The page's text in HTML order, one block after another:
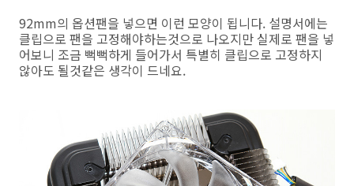
92mm의 옵션팬을 넣으면 이런 모양이 됩니다. 설명서에는
클립으로 팬을 고정해야하는것으로 나오지만 실제로 팬을 넣
어보니 조금 뻑뻑하게 들어가서 특별히 클립으로 고정하지
않아도 될것같은 생각이 드네요.